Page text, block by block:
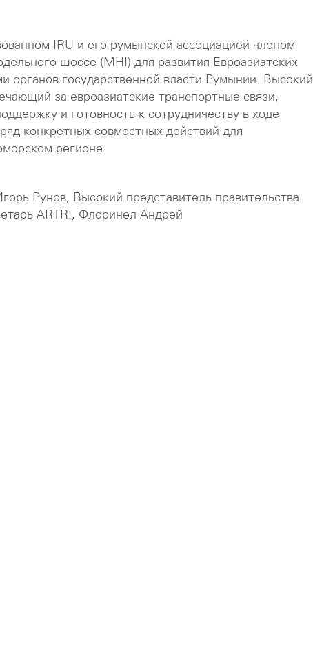
IRU и его румынской ассоциацией-членом
шоссе (MHI) для развития Евроазиатских
органов государственной власти Румынии. Высокий
за евроазиатские транспортные связи,
и готовность к сотрудничеству в ходе
конкретных совместных действий для
регионе
Рунов, Высокий представитель правительства
ARTRI, Флоринел Андрей